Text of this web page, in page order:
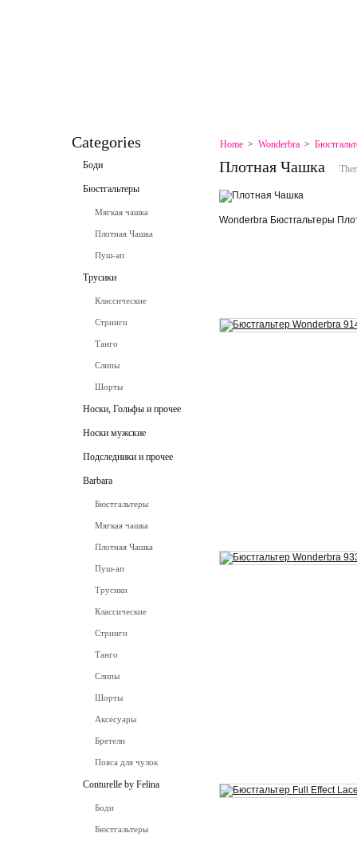
Categories
Боди
Бюстгальтеры
Мягкая чашка
Плотная Чашка
Пуш-ап
Трусики
Классические
Стринги
Танго
Слипы
Шорты
Носки, Гольфы и прочее
Носки мужские
Подследники и прочее
Barbara
Бюстгальтеры
Мягкая чашка
Плотная Чашка
Пуш-ап
Трусики
Классические
Стринги
Танго
Слипы
Шорты
Аксесуары
Бретели
Пояса для чулок
Conturelle by Felina
Боди
Бюстгальтеры
Home > Wonderbra >
Плотная Чашка
Wonderbra Бюстгальтеры